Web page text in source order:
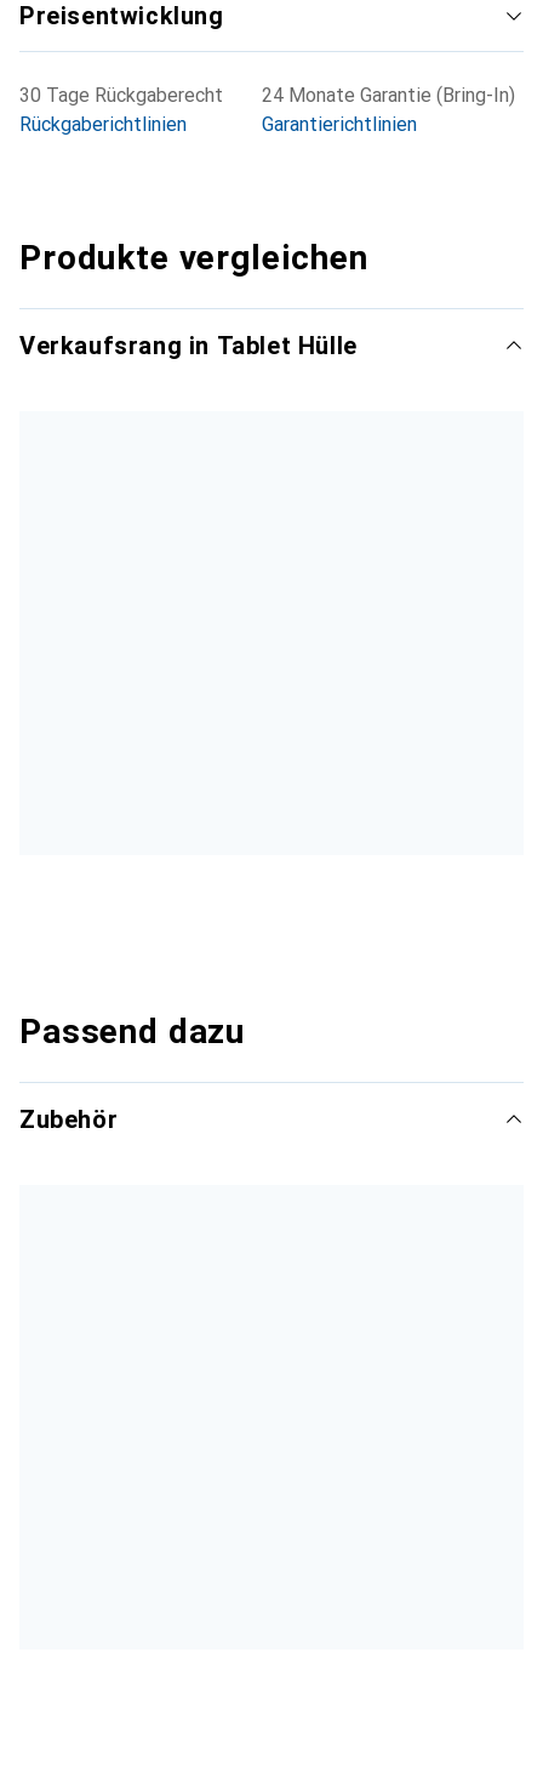
Preisentwicklung
30 Tage Rückgaberecht
Rückgaberichtlinien
24 Monate Garantie (Bring-In)
Garantierichtlinien
Produkte vergleichen
Verkaufsrang in Tablet Hülle
Passend dazu
Zubehör